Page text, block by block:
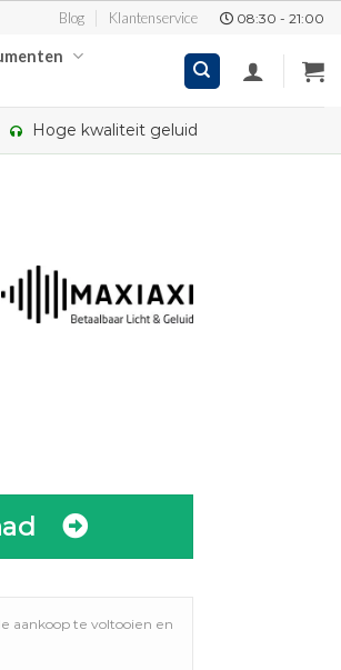
Blog Klantenservice 08:30 - 21:00
Hoge kwaliteit geluid
aankoop te voltooien en